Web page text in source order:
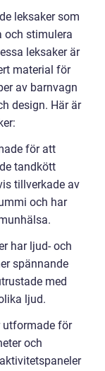
leksaker som
och stimulera
leksaker är
material för
av barnvagn
design. Här är
för att
tandkött
tillverkade av
och har
har ljud- och
spännande
med
ljud.
utformade för
och